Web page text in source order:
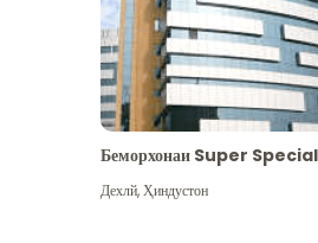
Беморхонаи Super
Дехлй,Ҳиндустон